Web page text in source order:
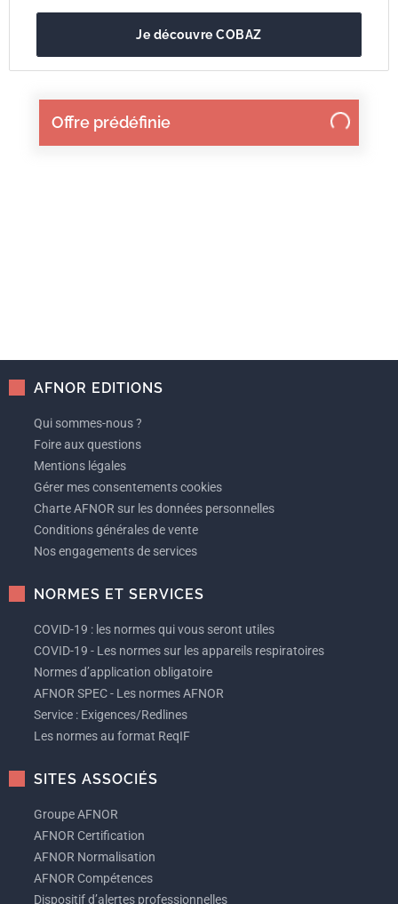
Offre prédéfinie
Je découvre COBAZ
AFNOR EDITIONS
Qui sommes-nous ?
Foire aux questions
Mentions légales
Gérer mes consentements cookies
Charte AFNOR sur les données personnelles
Conditions générales de vente
Nos engagements de services
NORMES ET SERVICES
COVID-19 : les normes qui vous seront utiles
COVID-19 - Les normes sur les appareils respiratoires
Normes d’application obligatoire
AFNOR SPEC - Les normes AFNOR
Service : Exigences/Redlines
Les normes au format ReqIF
SITES ASSOCIÉS
Groupe AFNOR
AFNOR Certification
AFNOR Normalisation
AFNOR Compétences
Dispositif d’alertes professionnelles